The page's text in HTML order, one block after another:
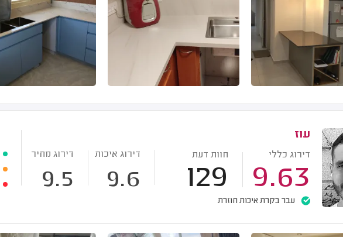
עוז
דירוג כללי
9.63
חוות דעת
129
דירוג איכות
9.6
דירוג מחיר
9.5
עבר בקרת איכות חוזרת